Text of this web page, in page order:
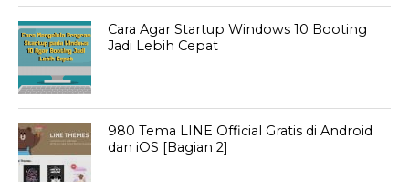
Cara Agar Startup Windows 10 Booting
Jadi Lebih Cepat
980 Tema LINE Official Gratis di Android
dan iOS [Bagian 2]